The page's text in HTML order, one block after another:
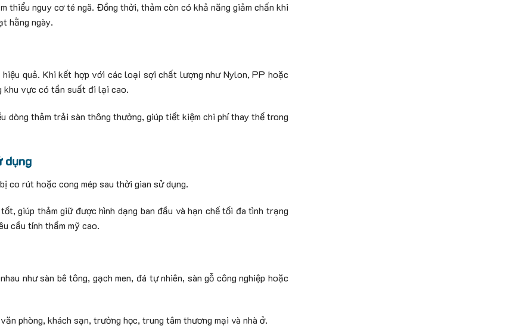
thiểu nguy cơ té ngã. Đồng thời, thảm còn có khả năng giảm chấn khi
hằng ngày.
quả. Khi kết hợp với các loại sợi chất lượng như Nylon, PP hoặc
khu vực có tần suất đi lại cao.
dòng thảm trải sàn thông thường, giúp tiết kiệm chi phí thay thế trong
dụng
co rút hoặc cong mép sau thời gian sử dụng.
giúp thảm giữ được hình dạng ban đầu và hạn chế tối đa tình trạng
cầu tính thẩm mỹ cao.
như sàn bê tông, gạch men, đá tự nhiên, sàn gỗ công nghiệp hoặc
phòng, khách sạn, trường học, trung tâm thương mại và nhà ở.